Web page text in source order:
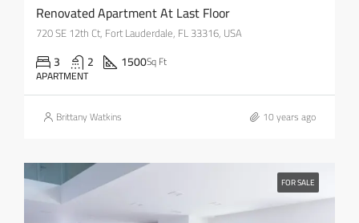
Renovated Apartment At Last Floor
720 SE 12th Ct, Fort Lauderdale, FL 33316, USA
3 2 1500Sq Ft
APARTMENT
Brittany Watkins 10 years ago
FOR SALE